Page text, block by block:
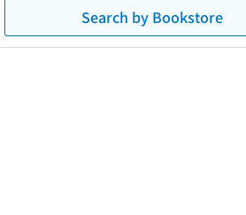
Search by Bookstore